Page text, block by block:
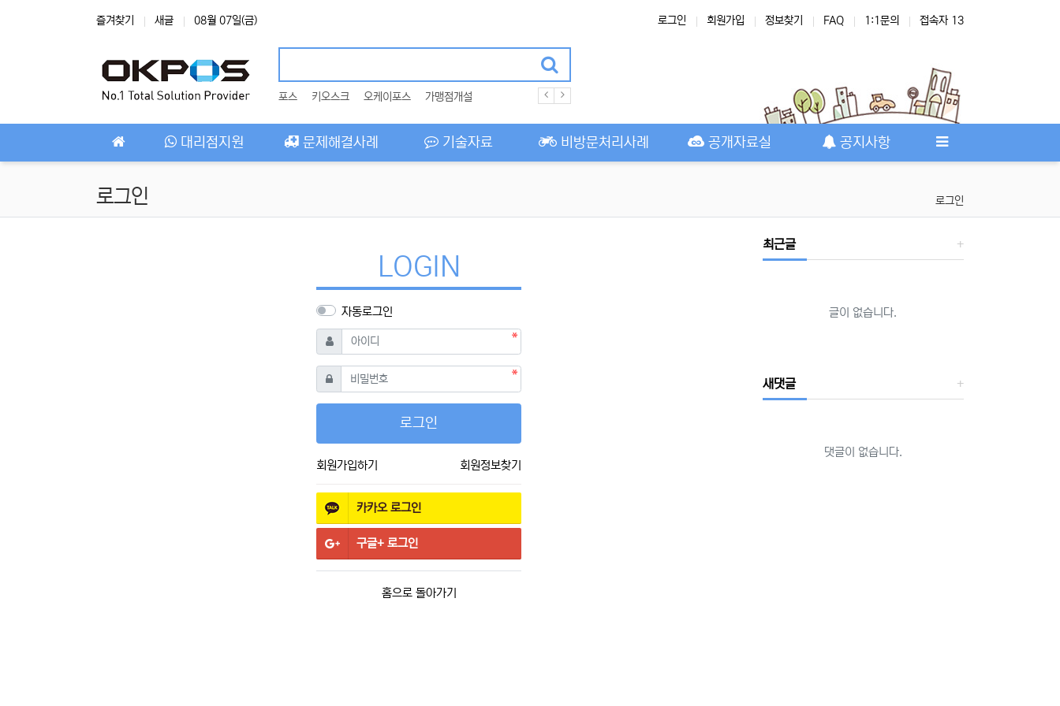
즐겨찾기 새글 08월 07일(금) 로그인 회원가입 정보찾기 FAQ 1:1문의 접속자 13
포스 키오스크 오케이포스 가맹점개설
대리점지원 문제해결사례 기술자료 비방문처리사례 공개자료실 공지사항
로그인 로그인
LOGIN
자동로그인
아이디
필수
비밀번호필수
로그인
회원가입하기 회원정보찾기
카카오로그인
구글+ 로그인
홈으로 돌아가기
최근글
글이 없습니다.
새댓글
댓글이 없습니다.